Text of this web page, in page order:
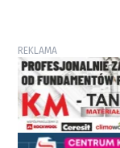
REKLAMA